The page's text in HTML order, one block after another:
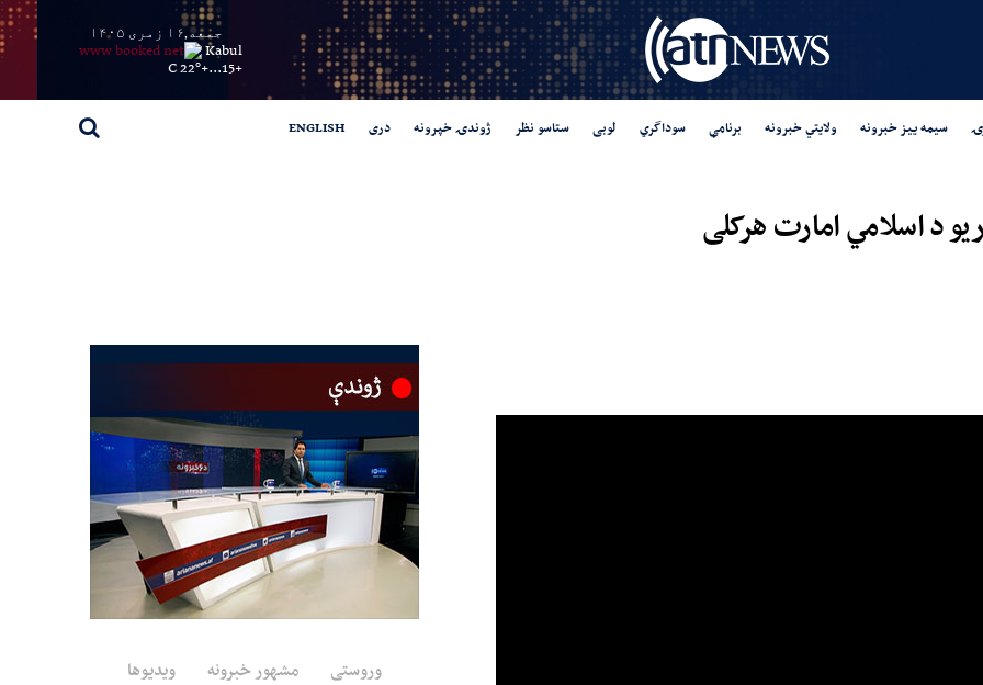
جمعه,۱۶ زمری ۱۴۰۵
Kabul
+
15...
+
22° C
سیمه ییز خبرونه ولایتي خبرونه برنامې سوداگري لوبی ستاسو نظر ژوندۍ خپرونه دری ENGLISH
د اسلامي امارت هرکلی
وروستی مشهور خبرونه ویدیوها